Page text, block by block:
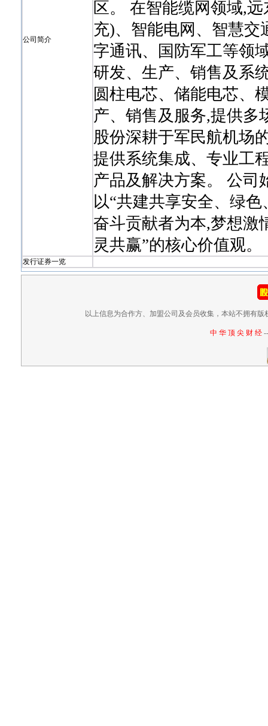
公司简介
区。 在智能缆网领域,
充)、智能电网、智慧交
字通讯、国防军工等领
研发、生产、销售及系
圆柱电芯、储能电芯、
产、销售及服务,提供多
股份深耕于军民航机场
提供系统集成、专业工
产品及解决方案。 公司
以“共建共享安全、绿
奋斗贡献者为本,梦想激
灵共赢”的核心价值观。
发行证券一览
以上信息为合作方、加盟公司及会员收集，本站不拥有
中 华 顶 尖 财 经